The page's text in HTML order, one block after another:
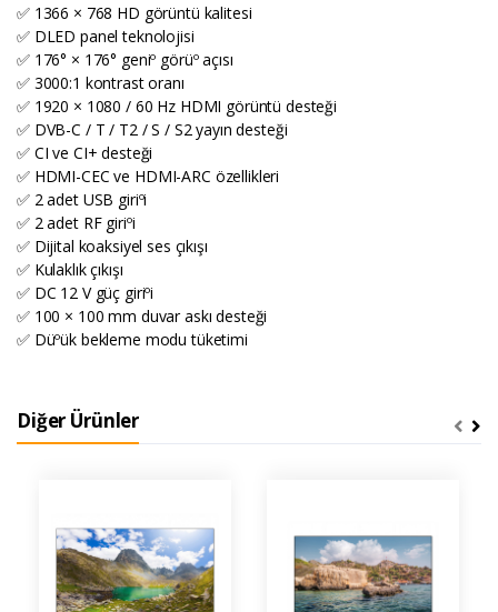
✅ 1366 × 768 HD görüntü kalitesi
✅ DLED panel teknolojisi
✅ 176° × 176° geniº görüº açısı
✅ 3000:1 kontrast oranı
✅ 1920 × 1080 / 60 Hz HDMI görüntü desteği
✅ DVB-C / T / T2 / S / S2 yayın desteği
✅ CI ve CI+ desteği
✅ HDMI-CEC ve HDMI-ARC özellikleri
✅ 2 adet USB giriºi
✅ 2 adet RF giriºi
✅ Dijital koaksiyel ses çıkışı
✅ Kulaklık çıkışı
✅ DC 12 V güç giriºi
✅ 100 × 100 mm duvar askı desteği
✅ Düºük bekleme modu tüketimi
Diğer Ürünler